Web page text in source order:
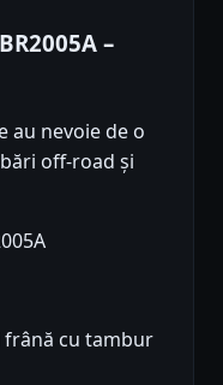
–
au nevoie de o
off-road și
frână cu tambur